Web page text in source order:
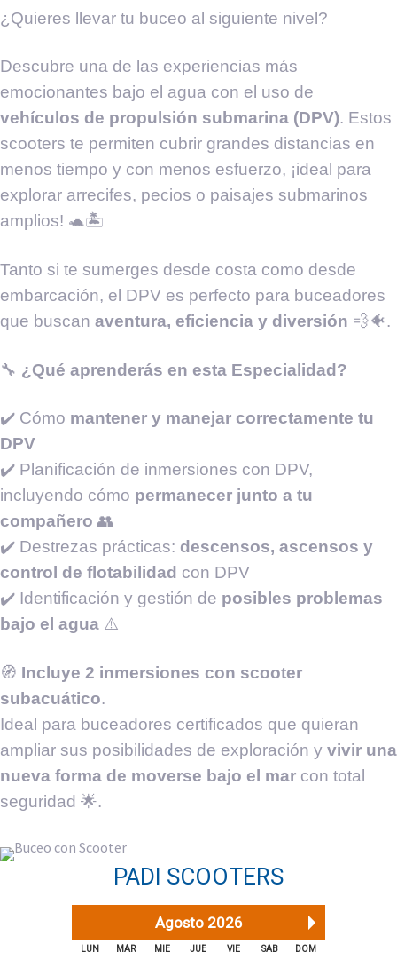
¿Quieres llevar tu buceo al siguiente nivel?
Descubre una de las experiencias más
emocionantes bajo el agua con el uso de
vehículos de propulsión submarina (DPV). Estos
scooters te permiten cubrir grandes distancias en
menos tiempo y con menos esfuerzo, ¡ideal para
explorar arrecifes, pecios o paisajes submarinos
amplios! 🐢🏝️
Tanto si te sumerges desde costa como desde
embarcación, el DPV es perfecto para buceadores
que buscan aventura, eficiencia y diversión 💨🐠.
🔧 ¿Qué aprenderás en esta Especialidad?
✔️ Cómo mantener y manejar correctamente tu
DPV
✔️ Planificación de inmersiones con DPV,
incluyendo cómo permanecer junto a tu
compañero 👥
✔️ Destrezas prácticas: descensos, ascensos y
control de flotabilidad con DPV
✔️ Identificación y gestión de posibles problemas
bajo el agua ⚠️
🧭 Incluye 2 inmersiones con scooter
subacuático.
Ideal para buceadores certificados que quieran
ampliar sus posibilidades de exploración y vivir una
nueva forma de moverse bajo el mar con total
seguridad 🌟.